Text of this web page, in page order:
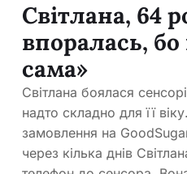
Світлана, 64
впоралась,
сама»
Світлана боялася
надто складно для її
замовлення на
через кілька днів